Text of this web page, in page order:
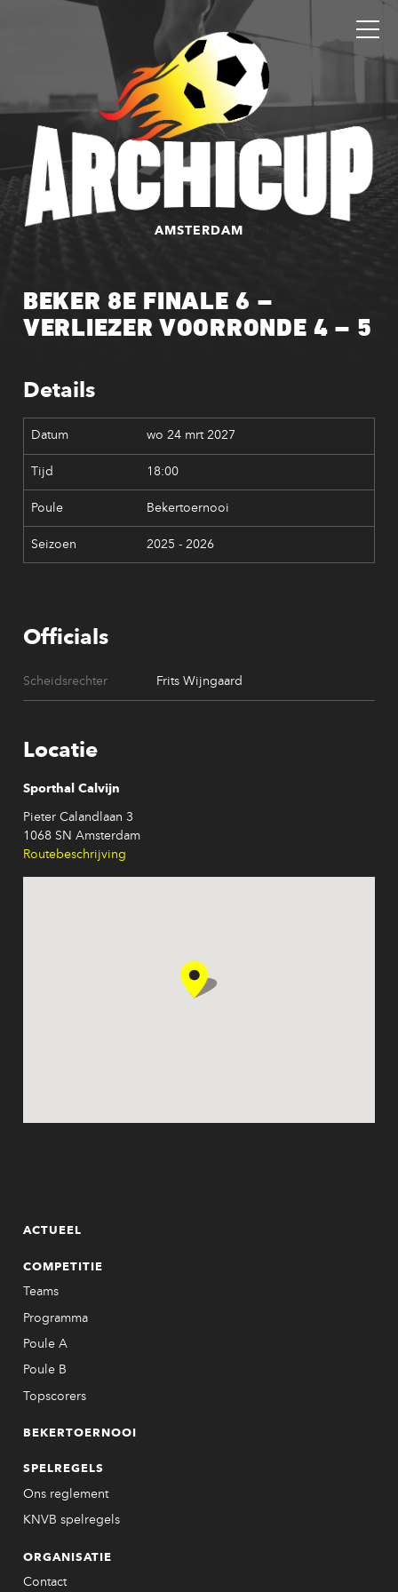
AMSTERDAM
BEKER 8E FINALE 6 –
VERLIEZER VOORRONDE 4 – 5
Details
wo 24 mrt 2027
18:00
Bekertoernooi
2025 - 2026
Officials
Scheidsrechter Frits Wijngaard
Locatie
Sporthal Calvijn
Pieter Calandlaan 3
1068 SN Amsterdam
Routebeschrijving
ACTUEEL
COMPETITIE
Teams
Programma
Poule A
Poule B
Topscorers
BEKERTOERNOOI
SPELREGELS
Ons reglement
KNVB spelregels
ORGANISATIE
Contact